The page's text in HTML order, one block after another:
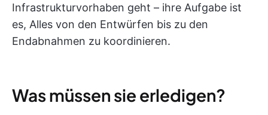
Infrastrukturvorhaben geht – ihre Aufgabe ist
es, Alles von den Entwürfen bis zu den
Endabnahmen zu koordinieren.
Was müssen sie erledigen?